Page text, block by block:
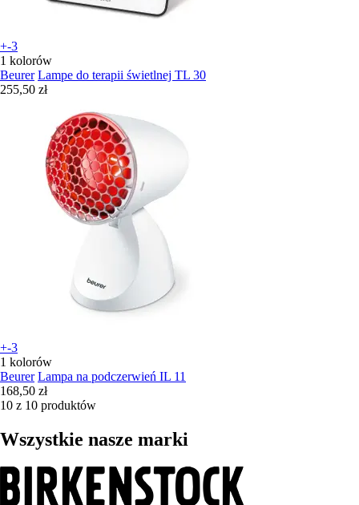
+-3
1 kolorów
Beurer Lampe do terapii świetlnej TL 30
255,50 zł
+-3
1 kolorów
Beurer Lampa na podczerwień IL 11
168,50 zł
10 z 10 produktów
Wszystkie nasze marki